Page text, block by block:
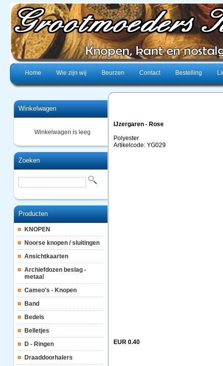
Home Wie zijn wij Beurzen Contact Bestelling
Winkelwagen
Winkelwagen is leeg
Zoeken
Producten
KNOPEN
Noorse knopen / sluitingen
Ansichtkaarten
Archiefdozen beslag -
metaal
Cameo's - Knopen
Band
Bedels
Belletjes
D - Ringen
Draaddoorhalers
IJzergaren - Rose
Polyester
Artikelcode: YG029
EUR 0.40